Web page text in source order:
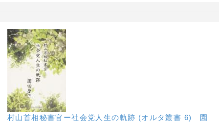
村山首相秘書官ー社会党人生の軌跡 (オルタ叢書 6) 園